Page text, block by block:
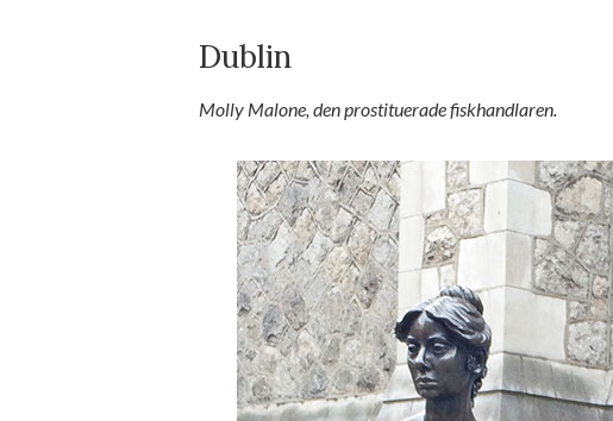
Dublin
Molly Malone, den prostituerade fiskhandlaren.